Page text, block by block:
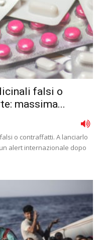
falsi o
massima...
o contraffatti. A lanciarlo
alert internazionale dopo